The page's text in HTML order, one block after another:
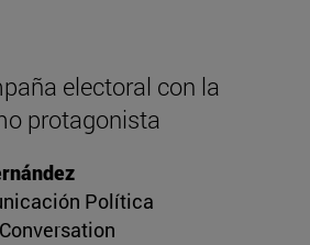
electoral con la
protagonista
Política